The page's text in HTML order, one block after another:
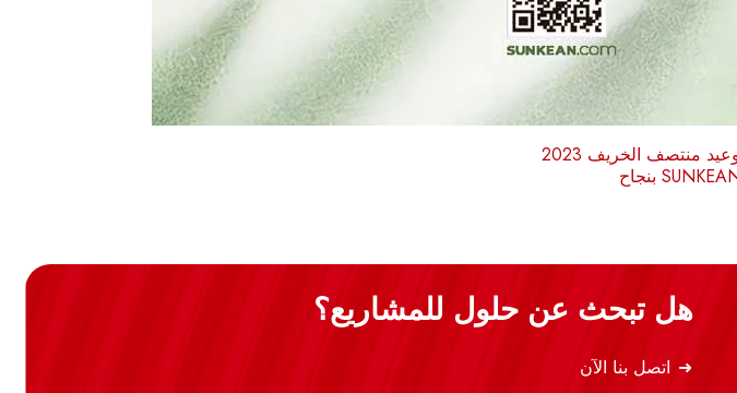
منتصف الخريف 2023
هل تبحث عن حلول للمشاريع؟
اتصل بنا الآن